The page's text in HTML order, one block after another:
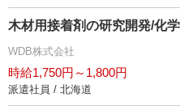
木材用接着剤の研究開発/化
WDB株式会社
時給1,750円～1,800円
派遣社員 / 北海道